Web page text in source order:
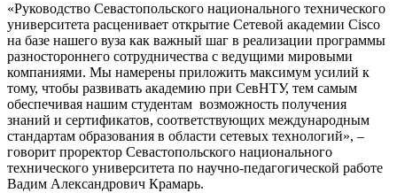
«Руководство Севастопольского национального технического
университета расценивает открытие Сетевой академии Cisco
на базе нашего вуза как важный шаг в реализации программы
разностороннего сотрудничества с ведущими мировыми
компаниями. Мы намерены приложить максимум усилий к
тому, чтобы развивать академию при СевНТУ, тем самым
обеспечивая нашим студентам возможность получения
знаний и сертификатов, соответствующих международным
стандартам образования в области сетевых технологий», –
говорит проректор Севастопольского национального
технического университета по научно-педагогической работе
Вадим Александрович Крамарь.